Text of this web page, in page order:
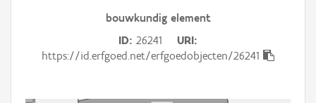
bouwkundig element
ID 26241
URI
https://id.erfgoed.net/erfgoedobjecten/26241